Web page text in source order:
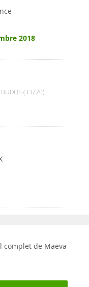
2018
BUDOS (33720)
complet de Maeva